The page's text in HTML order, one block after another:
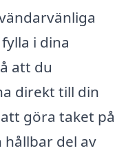
i dina
att du
direkt till din
göra taket på
hållbar del av